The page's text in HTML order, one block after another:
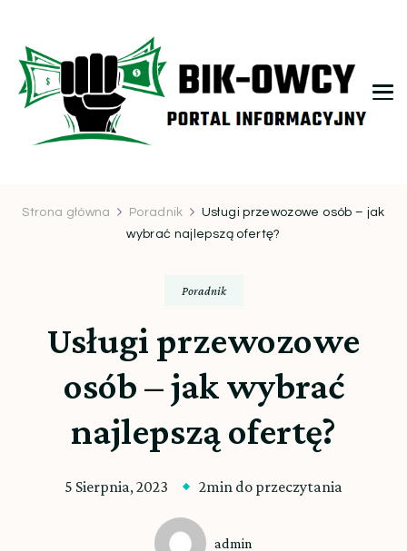
Strona główna Poradnik
Usługi przewozowe osób – jak
wybrać najlepszą ofertę?
Poradnik
Usługi przewozowe
osób – jak wybrać
najlepszą ofertę?
5 Sierpnia, 2023 2min do przeczytania
admin